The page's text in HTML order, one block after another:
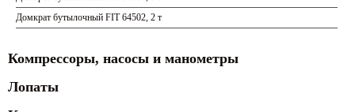
Домкрат бутылочный FIT 64502, 2 т
Компрессоры, насосы и манометры
Лопаты